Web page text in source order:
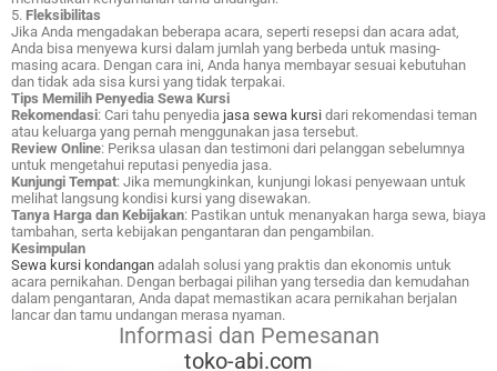
5. Fleksibilitas
Jika Anda mengadakan beberapa acara, seperti resepsi dan acara adat,
Anda bisa menyewa kursi dalam jumlah yang berbeda untuk masing-
masing acara. Dengan cara ini, Anda hanya membayar sesuai kebutuhan
dan tidak ada sisa kursi yang tidak terpakai.
Tips Memilih Penyedia Sewa Kursi
Rekomendasi: Cari tahu penyedia jasa sewa kursi dari rekomendasi teman
atau keluarga yang pernah menggunakan jasa tersebut.
Review Online: Periksa ulasan dan testimoni dari pelanggan sebelumnya
untuk mengetahui reputasi penyedia jasa.
Kunjungi Tempat: Jika memungkinkan, kunjungi lokasi penyewaan untuk
melihat langsung kondisi kursi yang disewakan.
Tanya Harga dan Kebijakan: Pastikan untuk menanyakan harga sewa, biaya
tambahan, serta kebijakan pengantaran dan pengambilan.
Kesimpulan
Sewa kursi kondangan adalah solusi yang praktis dan ekonomis untuk
acara pernikahan. Dengan berbagai pilihan yang tersedia dan kemudahan
dalam pengantaran, Anda dapat memastikan acara pernikahan berjalan
lancar dan tamu undangan merasa nyaman.
Informasi dan Pemesanan
toko-abi.com